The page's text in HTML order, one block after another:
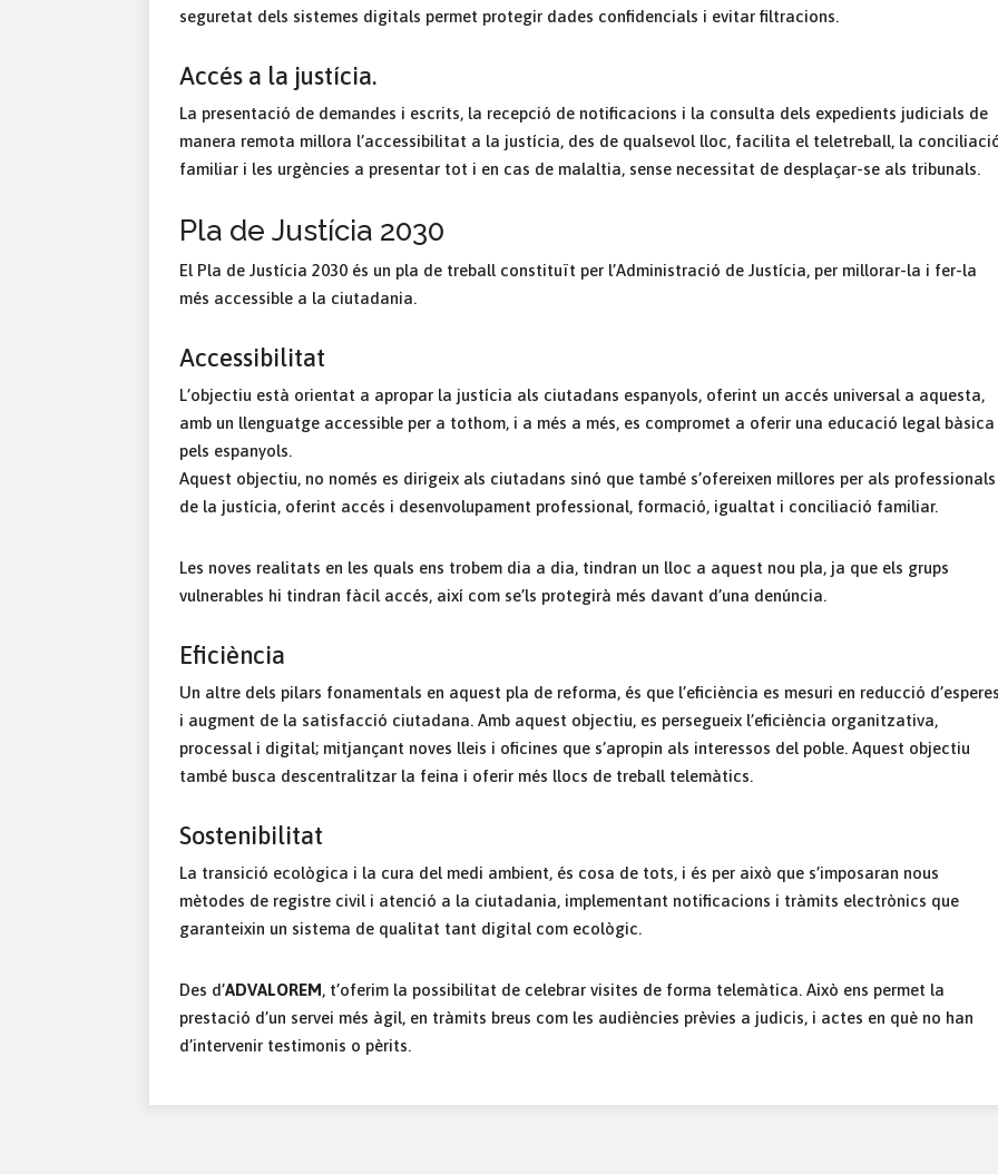
seguretat dels sistemes digitals permet protegir dades confidencials i evitar filtracions.
Accés a la justícia.
La presentació de demandes i escrits, la recepció de notificacions i la consulta dels expedients judicials de
manera remota millora l’accessibilitat a la justícia, des de qualsevol lloc, facilita el teletreball, la
familiar i les urgències a presentar tot i en cas de malaltia, sense necessitat de desplaçar-se als tribunals.
Pla de Justícia 2030
El Pla de Justícia 2030 és un pla de treball constituït per l’Administració de Justícia, per millorar-la i fer-la
més accessible a la ciutadania.
Accessibilitat
L’objectiu està orientat a apropar la justícia als ciutadans espanyols, oferint un accés universal a aquesta,
amb un llenguatge accessible per a tothom, i a més a més, es compromet a oferir una educació legal bàsica
pels espanyols.
Aquest objectiu, no només es dirigeix als ciutadans sinó que també s’ofereixen millores per als professionals
de la justícia, oferint accés i desenvolupament professional, formació, igualtat i conciliació familiar.
Les noves realitats en les quals ens trobem dia a dia, tindran un lloc a aquest nou pla, ja que els grups
vulnerables hi tindran fàcil accés, així com se’ls protegirà més davant d’una denúncia.
Eficiència
Un altre dels pilars fonamentals en aquest pla de reforma, és que l’eficiència es mesuri en reducció
i augment de la satisfacció ciutadana. Amb aquest objectiu, es persegueix l’eficiència organitzativa,
processal i digital; mitjançant noves lleis i oficines que s’apropin als interessos del poble. Aquest objectiu
també busca descentralitzar la feina i oferir més llocs de treball telemàtics.
Sostenibilitat
La transició ecològica i la cura del medi ambient, és cosa de tots, i és per això que s’imposaran nous
mètodes de registre civil i atenció a la ciutadania, implementant notificacions i tràmits electrònics que
garanteixin un sistema de qualitat tant digital com ecològic.
Des d’ADVALOREM, t’oferim la possibilitat de celebrar visites de forma telemàtica. Això ens permet la
prestació d’un servei més àgil, en tràmits breus com les audiències prèvies a judicis, i actes en què no han
d’intervenir testimonis o pèrits.